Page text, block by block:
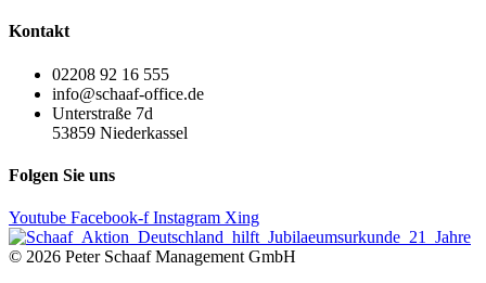
Kontakt
02208 92 16 555
info@schaaf-office.de
Unterstraße 7d
53859 Niederkassel
Folgen Sie uns
Youtube Facebook-f Instagram Xing
© 2026 Peter Schaaf Management GmbH